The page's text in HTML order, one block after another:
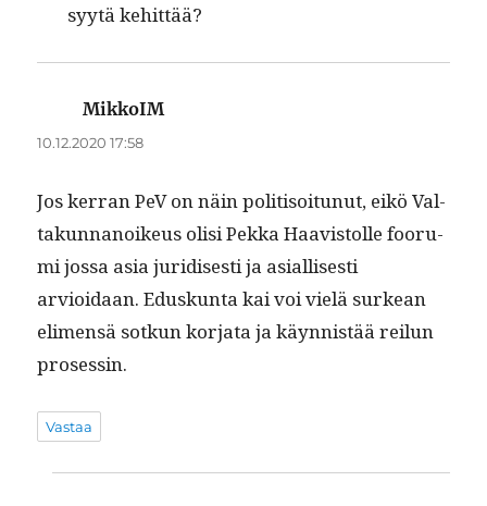
syytä kehittää?
MikkoIM
10.12.2020 17:58
Jos ker­ran PeV on näin poli­ti­soitunut, eikö Val­
takun­nanoikeus olisi Pekka Haav­is­tolle foo­ru­
mi jos­sa asia juridis­es­ti ja asial­lis­es­ti
arvioidaan. Eduskun­ta kai voi vielä surkean
eli­men­sä sotkun kor­ja­ta ja käyn­nistää reilun
prosessin.
Vastaa